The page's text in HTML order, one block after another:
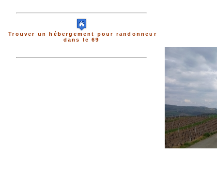
Trouver un hébergement pour randonneur
dans le 69